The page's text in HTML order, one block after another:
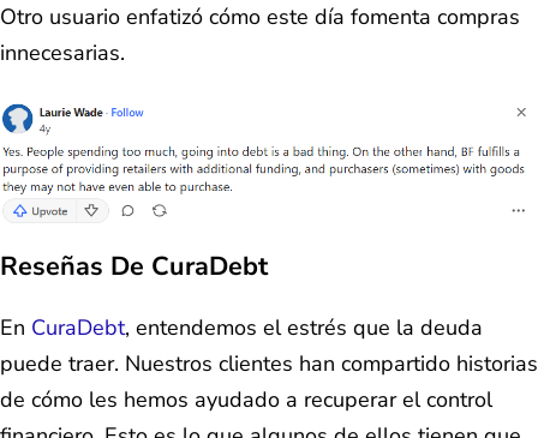
Otro usuario enfatizó cómo este día fomenta compras
innecesarias.
Reseñas De CuraDebt
En CuraDebt, entendemos el estrés que la deuda
puede traer. Nuestros clientes han compartido historias
de cómo les hemos ayudado a recuperar el control